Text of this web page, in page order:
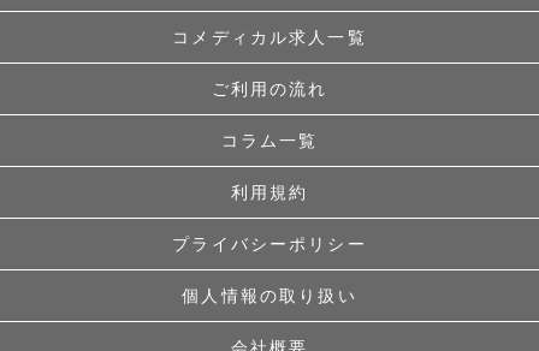
コメディカル求人一覧
ご利用の流れ
コラム一覧
利用規約
プライバシーポリシー
個人情報の取り扱い